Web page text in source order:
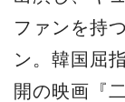
ファンを持
ン。韓国屈
開の映画『